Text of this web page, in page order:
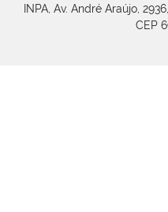
INPA, Av. André Araújo,
CEP